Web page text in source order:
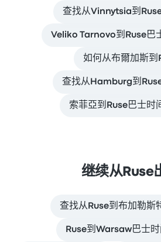
查找从Vinnytsia到
Veliko Tarnovo到Ruse巴
如何从布爾加斯到
查找从Hamburg到
索菲亞到Ruse巴士时
继续从Ruse
查找从Ruse到布加勒斯
Ruse到Warsaw巴士